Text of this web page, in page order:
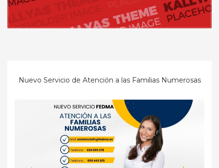
Nuevo Servicio de Atención a las Familias Numerosas